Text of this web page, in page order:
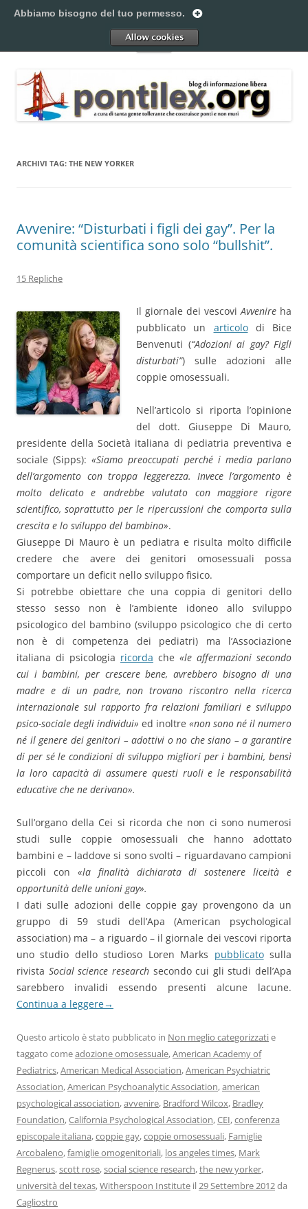
al
Pontilex
Menu
ARCHIVI TAG: THE NEW YORKER
Avvenire: “Disturbati i figli dei gay”. Per la
comunità scientifica sono solo “bullshit”.
15 Repliche
Il giornale dei vescoviAvvenire ha
pubblicato un articolodi Bice
Benvenuti (“Adozioni ai gay? Figli
disturbati”) sulle adozioni alle
coppie omosessuali.
Nell’articolo si riporta l’opinione
del dott. Giuseppe Di Mauro,
presidente della Società italiana di pediatria preventiva e
sociale (Sipps):«Siamo preoccupati perché i media parlano
dell’argomento con troppa leggerezza. Invece l’argomento è
molto delicato e andrebbe valutato con maggiore rigore
scientifico, soprattutto per le ripercussioni che comporta sulla
crescita e lo sviluppo del bambino».
Giuseppe Di Mauro è un pediatra e risulta molto difficile
credere che avere dei genitori omosessuali possa
comportare un deficit nello sviluppo fisico.
Si potrebbe obiettare che una coppia di genitori dello
stesso sesso non è l’ambiente idoneo allo sviluppo
psicologico del bambino (sviluppo psicologico che di certo
non è di competenza dei pediatri) ma l’Associazione
italiana di psicologia ricorda che «le affermazioni secondo
cui i bambini, per crescere bene, avrebbero bisogno di una
madre e di un padre, non trovano riscontro nella ricerca
internazionale sul rapporto fra relazioni familiari e sviluppo
psico-sociale degli individui» ed inoltre «non sono né il numero
né il genere dei genitori – adottivi o no che siano – a garantire
di per sé le condizioni di sviluppo migliori per i bambini, bensì
la loro capacità di assumere questi ruoli e le responsabilità
educative che ne derivano».
Sull’organo della Cei si ricorda che non ci sono numerosi
studi sulle coppie omosessuali che hanno adottato
bambini e – laddove si sono svolti – riguardavano campioni
piccoli con «la finalità dichiarata di sostenere liceità e
opportunità delle unioni gay».
I dati sulle adozioni delle coppie gay provengono da un
gruppo di 59 studi dell’Apa (American psychological
association) ma – a riguardo – il giornale dei vescovi riporta
uno studio dello studioso Loren Marks pubblicatosulla
rivista Social science researchsecondo cui gli studi dell’Apa
sarebbero invalidi essendo presenti alcune lacune.
Continua a leggere→
Questo articolo è stato pubblicato in Non meglio categorizzatie
taggato comeadozione omosessuale,American Academy of
Pediatrics,American Medical Association,American Psychiatric
Association,American Psychoanalytic Association,american
psychological association,avvenire, Bradford Wilcox, Bradley
Foundation,California Psychological Association,CEI,conferenza
episcopale italiana,coppie gay,coppie omosessuali, Famiglie
Arcobaleno,famiglie omogenitoriali, los angeles times, Mark
Regnerus,scott rose,social science research,the new yorker,
università del texas,Witherspoon Institute il29 Settembre 2012da
Cagliostro
Abbiamo bisogno del tuo permesso.